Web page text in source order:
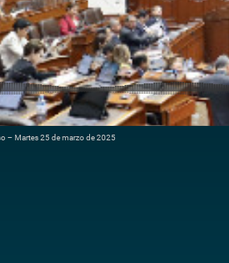
– Martes 25 de marzo de 2025